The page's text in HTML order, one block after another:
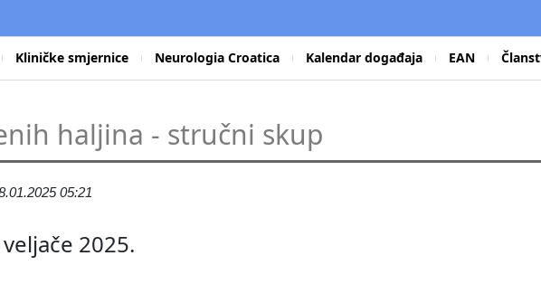
Kliničke smjernice Neurologia Croatica Kalendar događaja EAN
haljina - stručni skup
05:21
2025.